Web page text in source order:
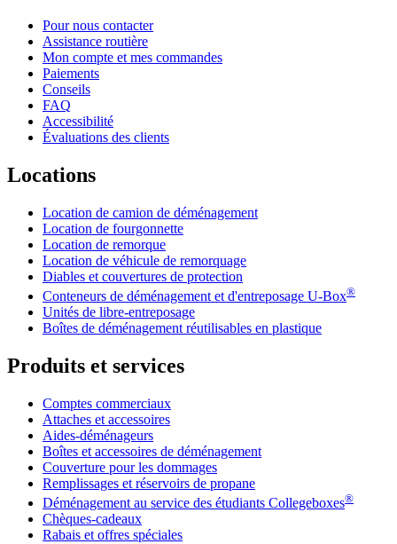
Pour nous contacter
Assistance routière
Mon compte et mes commandes
Paiements
Conseils
FAQ
Accessibilité
Évaluations des clients
Locations
Location de camion de déménagement
Location de fourgonnette
Location de remorque
Location de véhicule de remorquage
Diables et couvertures de protection
Conteneurs de déménagement et d'entreposage U-Box®
Unités de libre-entreposage
Boîtes de déménagement réutilisables en plastique
Produits et services
Comptes commerciaux
Attaches et accessoires
Aides-déménageurs
Boîtes et accessoires de déménagement
Couverture pour les dommages
Remplissages et réservoirs de propane
Déménagement au service des étudiants Collegeboxes®
Chèques-cadeaux
Rabais et offres spéciales